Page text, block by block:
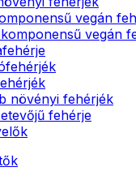
vegán
vegán
növényi fehérjék
fehérje